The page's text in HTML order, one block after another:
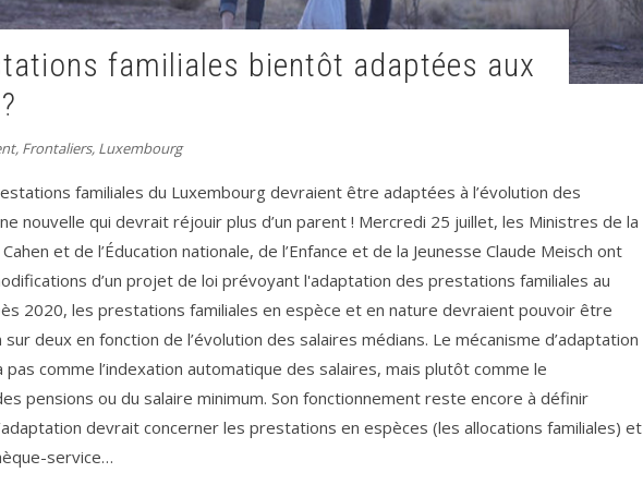
, Frontaliers, Luxembourg
familiales du Luxembourg devraient être adaptées à l’évolution des
nouvelle qui devrait réjouir plus d’un parent ! Mercredi 25 juillet, les Ministres de la
et de l’Éducation nationale, de l’Enfance et de la Jeunesse Claude Meisch ont
d’un projet de loi prévoyant l'adaptation des prestations familiales au
2020, les prestations familiales en espèce et en nature devraient pouvoir être
deux en fonction de l’évolution des salaires médians. Le mécanisme d’adaptation
pas comme l’indexation automatique des salaires, mais plutôt comme le
pensions ou du salaire minimum. Son fonctionnement reste encore à définir
devrait concerner les prestations en espèces (les allocations familiales) et
service…